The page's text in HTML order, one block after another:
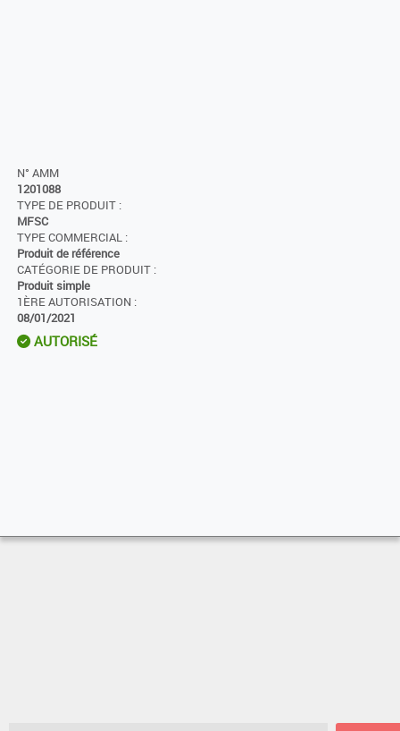
N° AMM
1201088
TYPE DE PRODUIT :
MFSC
TYPE COMMERCIAL :
Produit de référence
CATÉGORIE DE PRODUIT :
Produit simple
1ÈRE AUTORISATION :
08/01/2021
AUTORISÉ